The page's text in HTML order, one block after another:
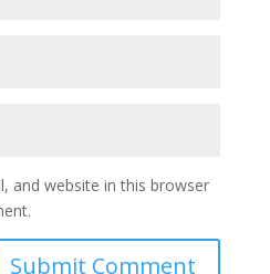
and website in this browser